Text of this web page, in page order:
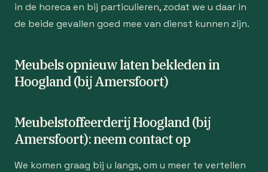
in de horeca en bij particulieren, zodat we u daar in
de beide gevallen goed mee van dienst kunnen zijn.
Meubels opnieuw laten bekleden in
Hoogland (bij Amersfoort)
Meubelstoffeerderij Hoogland (bij
Amersfoort): neem contact op
We komen graag bij u langs, om u meer te vertellen